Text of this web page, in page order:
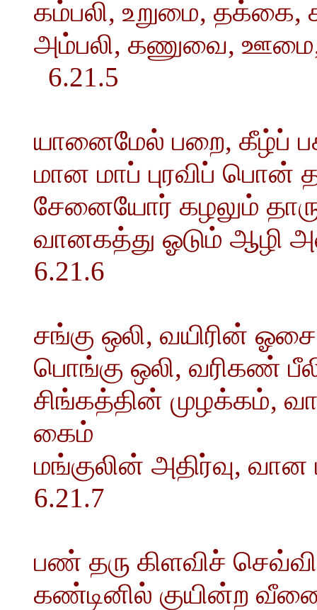
கம்பலி, உறுமை, தக்கை,
அம்பலி, கணுவை,
6.21.5
யானைமேல் பறை, கீழ்ப்
மான மாப் புரவிப்
சேனையோர் கழலும்
வானகத்து ஓடும்
6.21.6
சங்கு ஒலி, வயிரின்
பொங்கு ஒலி, வரிகண்
சிங்கத்தின் முழக்கம்,
கைம்
மங்குலின் அதிர்வு,
6.21.7
பண் தரு கிளவிச்
கண்டினில் குயின்ற